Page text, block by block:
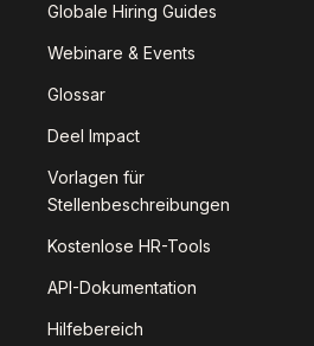
Globale Hiring Guides
Webinare & Events
Glossar
Deel Impact
Vorlagen für
Stellenbeschreibungen
Kostenlose HR-Tools
API-Dokumentation
Hilfebereich